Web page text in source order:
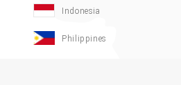
Indonesia
Philippines